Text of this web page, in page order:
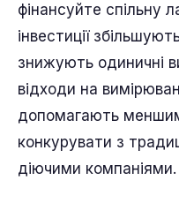
фінансуйте спільну
інвестиції
знижують одиничні
відходи на
допомагають
конкурувати з
діючими компаніями.